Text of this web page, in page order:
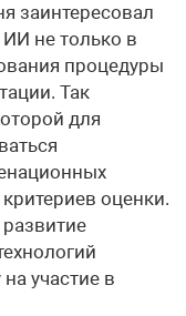
заинтересовал
не только в
процедуры
Так
для
оценки.
участие в